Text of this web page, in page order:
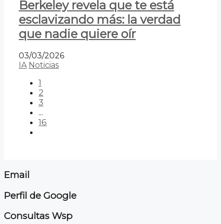
Berkeley revela que te está
esclavizando más: la verdad
que nadie quiere oír
03/03/2026
IA Noticias
1
2
3
...
16
Email
Perfil de Google
Consultas Wsp